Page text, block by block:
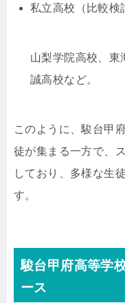
私立高校（比較検
山梨学院高校、東
誠高校など。
このように、駿台甲
徒が集まる一方で、
しており、多様な生
す。
駿台甲府高等学
ース